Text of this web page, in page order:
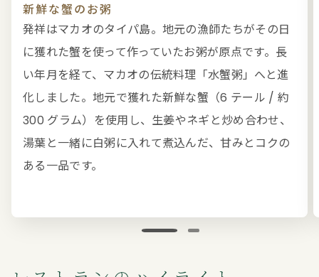
新鮮な蟹のお粥
発祥はマカオのタイパ島。地元の漁師たちがその日
に獲れた蟹を使って作っていたお粥が原点です。長
い年月を経て、マカオの伝統料理「水蟹粥」へと進
化しました。地元で獲れた新鮮な蟹（6 テール / 約
300 グラム）を使用し、生姜やネギと炒め合わせ、
湯葉と一緒に白粥に入れて煮込んだ、甘みとコクの
ある一品です。